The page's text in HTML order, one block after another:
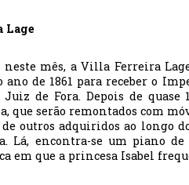
Lage
mês, a Villa Ferreira
de 1861 para receber o
de Fora. Depois de quase
que serão remontados com
outros adquiridos ao longo
Lá, encontra-se um piano
em que a princesa Isabel